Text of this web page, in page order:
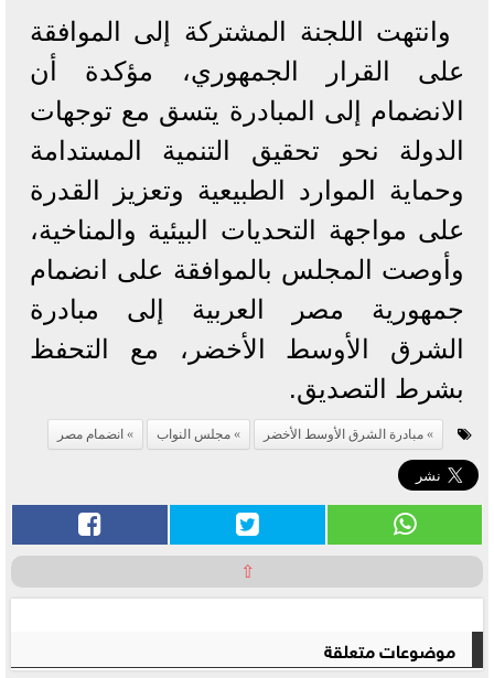
وانتهت اللجنة المشتركة إلى الموافقة
على القرار الجمهوري، مؤكدة أن
الانضمام إلى المبادرة يتسق مع توجهات
الدولة نحو تحقيق التنمية المستدامة
وحماية الموارد الطبيعية وتعزيز القدرة
على مواجهة التحديات البيئية والمناخية،
وأوصت المجلس بالموافقة على انضمام
جمهورية مصر العربية إلى مبادرة
الشرق الأوسط الأخضر، مع التحفظ
بشرط التصديق.
مبادرة الشرق الأوسط الأخضر مجلس النواب انضمام مصر
⇧
موضوعات متعلقة